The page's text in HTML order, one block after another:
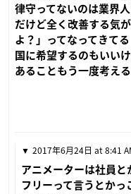
律守ってないのは業界
だけど全く改善する気
よ？」ってなってきてる
国に希望するのもいい
あることもう一度考え
2017年6月24日 at 8:41
アニメーターは社員と
フリーって言うとかっ